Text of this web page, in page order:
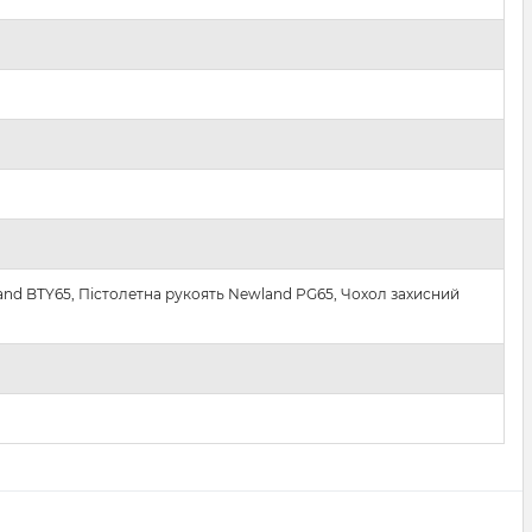
BTY65, Пістолетна рукоять Newland PG65, Чохол захисний